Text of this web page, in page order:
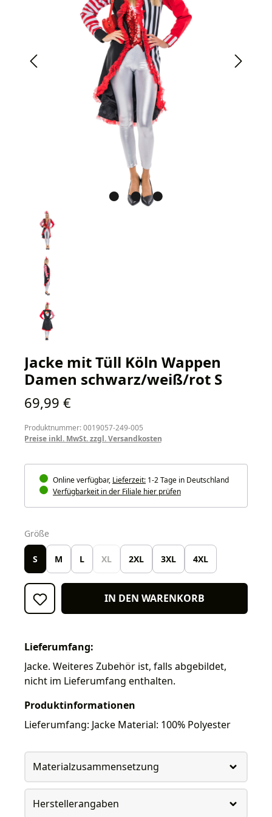
Jacke mit Tüll Köln Wappen
Damen schwarz/weiß/rot S
Regulärer Preis:
69,99 €
Produktnummer: 0019057-249-005
Preise inkl. MwSt. zzgl. Versandkosten
Online verfügbar, Lieferzeit: 1-2 Tage in Deutschland
Verfügbarkeit in der Filiale hier prüfen
Größe
S M L XL 2XL 3XL 4XL
IN DEN WARENKORB
Lieferumfang:
Jacke. Weiteres Zubehör ist, falls abgebildet,
nicht im Lieferumfang enthalten.
Produktinformationen
Lieferumfang: Jacke Material: 100% Polyester
Materialzusammensetzung
Herstellerangaben